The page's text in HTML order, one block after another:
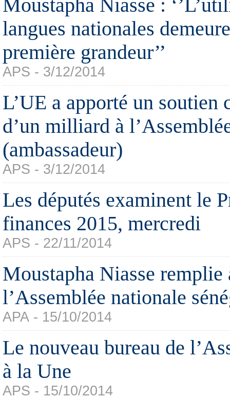
Moustapha Niasse :
langues nationales
première grandeur’’
APS - 3/12/2014
L’UE a apporté un soutien
d’un milliard à
(ambassadeur)
APS - 3/12/2014
Les députés examinent le
finances 2015, mercredi
APS - 22/11/2014
Moustapha Niasse remplie
l’Assemblée nationale
APA - 15/10/2014
Le nouveau bureau de
à la Une
APS - 15/10/2014